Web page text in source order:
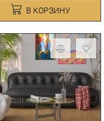
В КОРЗИНУ